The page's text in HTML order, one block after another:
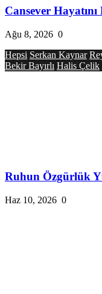
Cansever
Ağu 8, 2026 0
Hepsi Serkan Kaynar
Bekir Bayırlı Halis Çelik
Ruhun Özgürlük
Haz 10, 2026 0